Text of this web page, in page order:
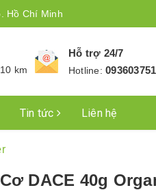
Hồ Chí Minh
km
Hỗ trợ 24/7
Hotline:
Tin tức Liên hệ
DACE 40g